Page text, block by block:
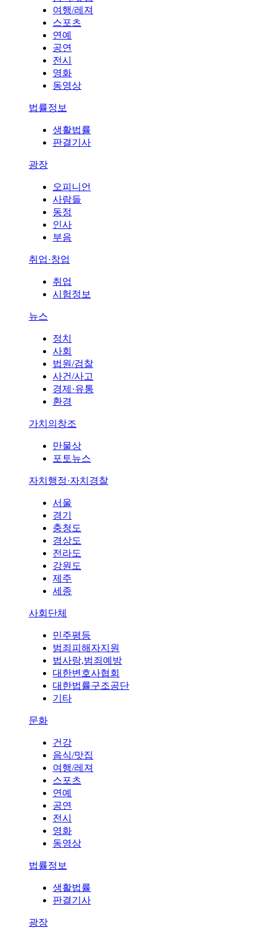
여행/레져
스포츠
연예
공연
전시
영화
동영상
법률정보
생활법률
판결기사
광장
오피니언
사람들
동정
인사
부음
취업·창업
취업
시험정보
뉴스
정치
사회
법원/검찰
사건/사고
경제·유통
환경
가치의창조
만물상
포토뉴스
자치행정·자치경찰
서울
경기
충청도
경상도
전라도
강원도
제주
세종
사회단체
민주평등
범죄피해자지원
법사랑,범죄예방
대한변호사협회
대한법률구조공단
기타
문화
건강
음식/맛집
여행/레져
스포츠
연예
공연
전시
영화
동영상
법률정보
생활법률
판결기사
광장